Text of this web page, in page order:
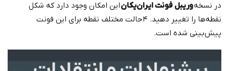
در نسخهوریبل فونت ایران‌یکاناین امکان وجود دارد که شکل
نقطه‌ها را تغییر دهید. ۴حالت مختلف نقطه برای این فونت
پیش‌بینی شده است.